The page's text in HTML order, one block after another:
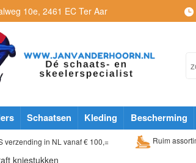
10e, 2461 EC Ter Aar
Schaatsen Kleding Bescherming
verzending in NL vanaf € 100,= Ruim
kniestukken